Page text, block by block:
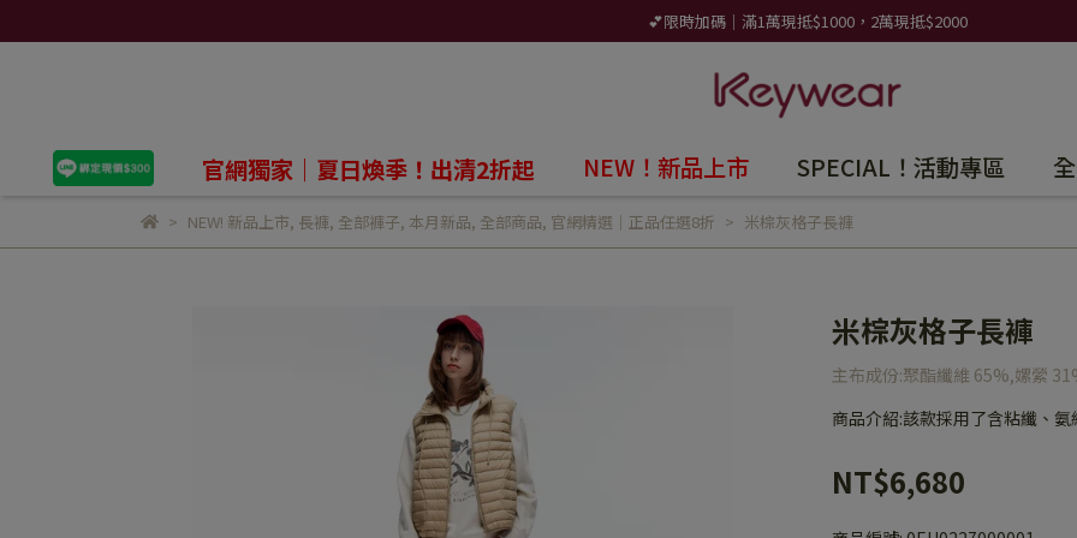
💕限時加碼｜滿1萬現抵$1000，2萬現抵$2000
官網獨家｜夏日煥季！出清2折起 NEW！新品上市 SPECIAL！活動專區
NEW! 新品上市, 長褲, 全部褲子, 本月新品, 全部商品, 官網精選｜正品任選8折 米棕灰格子長褲
米棕灰格子長褲
主布成份:聚酯纖維 65%,嫘縈
商品介紹:該款採用了含粘纖、
NT$6,680